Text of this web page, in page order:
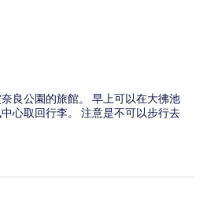
良公園的旅館。 早上可以在大彿池
心取回行李。 注意是不可以步行去